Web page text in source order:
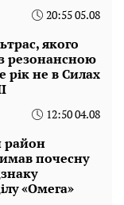
20:55 05.08
якого
резонансною
рік не в Силах
12:50 04.08
район
почесну
«Омега»